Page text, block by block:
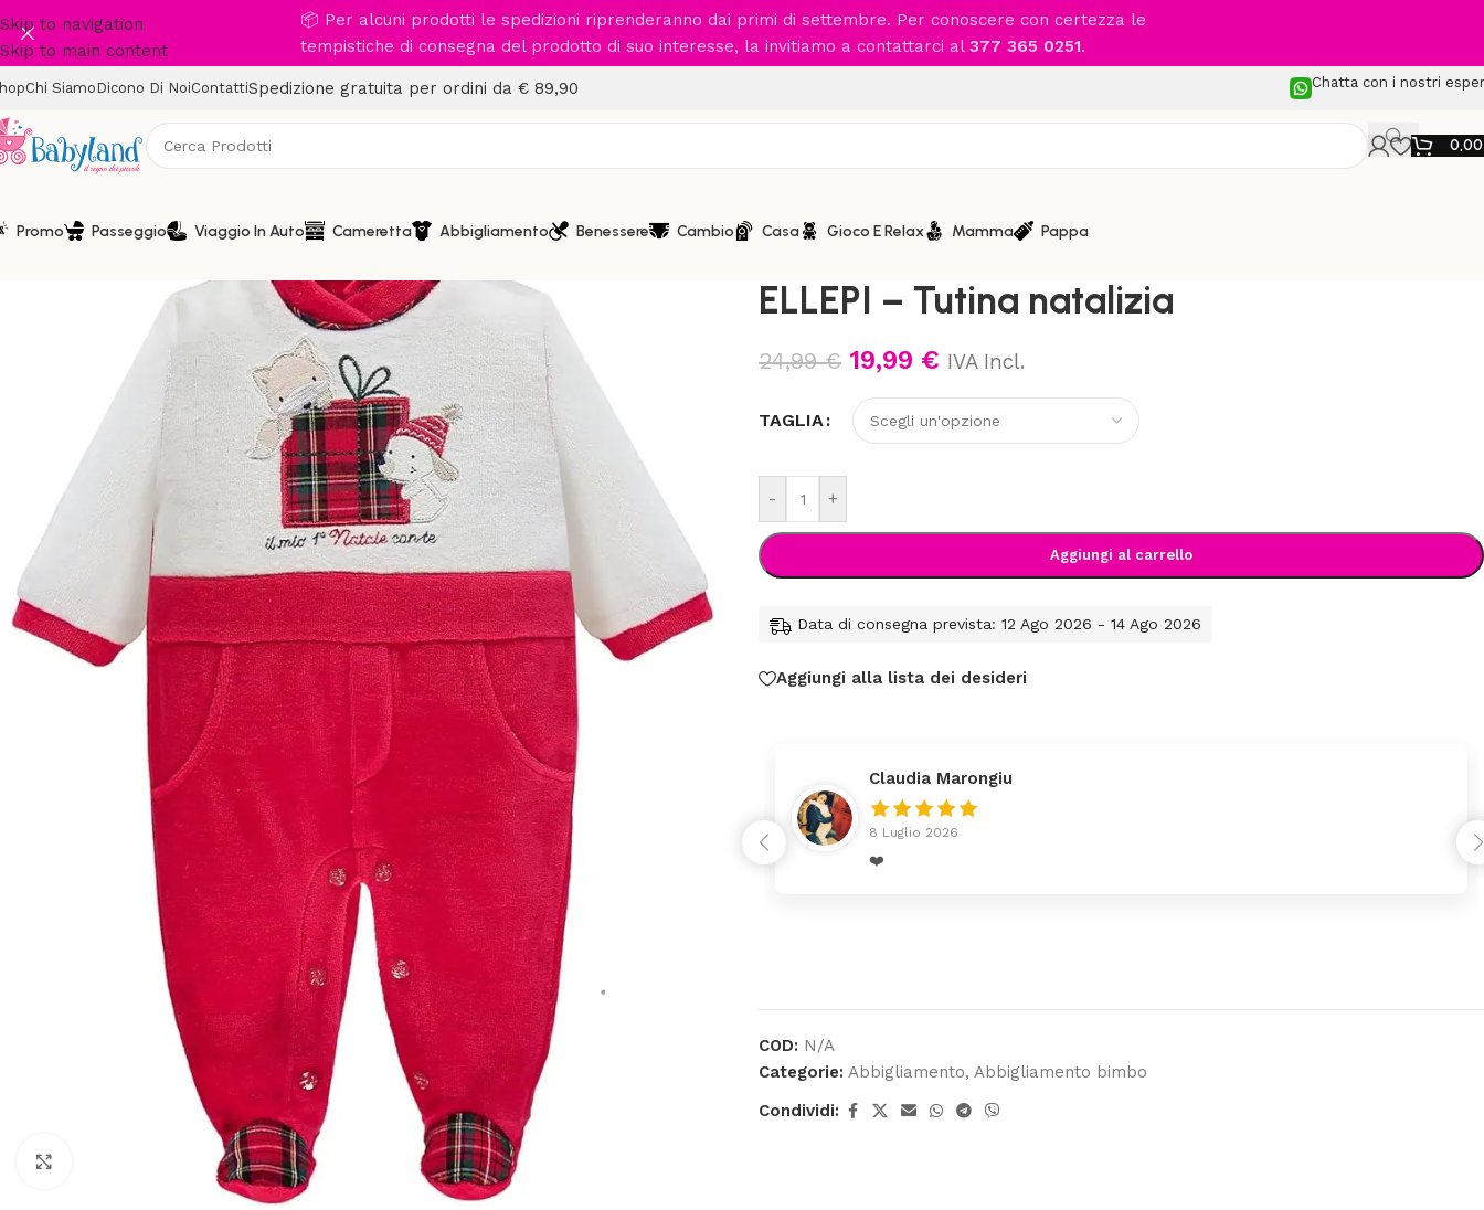
Skip to navigation
Skip to main content
📦 Per alcuni prodotti le spedizioni riprenderanno dai primi di settembre. Per conoscere con certezza le
tempistiche di consegna del prodotto di suo interesse, la invitiamo a contattarci al 377 365 0251.
Chi Siamo Dicono Di NoiContattiSpedizione gratuita per ordini da € 89,90 Chatta con i nostri
Promo Passeggio Viaggio In Auto Cameretta Abbigliamento Benessere Cambio Casa Gioco E Relax Mamma Pappa
Clicca per ingrandire
Home/Abbigliamento/Abbigliamento bimbo
ELLEPI – Tutina natalizia
24,99€ 19,99 € IVA Incl.
TAGLIA
- +
Aggiungi al carrello
Data di consegna prevista: 12 Ago 2026 - 14 Ago 2026
Aggiungi alla lista dei desideri
federica
24 Luglio 2026
Tutti perfetto! Ho ordinato un lettino che é arrivato ben imballato dopo
pochi giorni. Prezzo ottimi rispetto la concorrenza
Claudia Marongiu
8 Luglio 2026
❤️
COD: N/A
Categorie: Abbigliamento, Abbigliamento bimbo
Condividi: